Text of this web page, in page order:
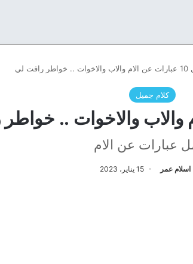
لي
كلام جميل
عبارات عن الام
اسلام عمر 15 يناير، 2023